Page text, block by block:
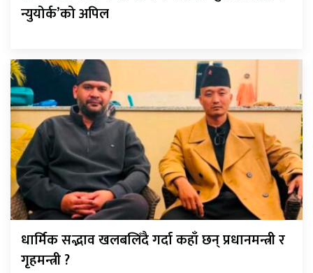
न्युयोर्क’को अपिल
धार्मिक सद्भाव खलबलिँदै गर्दा कहाँ छन् प्रधानमन्त्री र
गृहमन्त्री ?